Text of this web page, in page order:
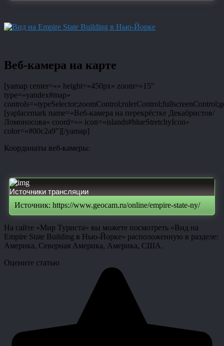
Веб-камера на карте
[yamap center=»» height=»450px» zoom=»15″
type=»yandex#map»
[yaplacemark name=»Веб-камера на перекрёстке Декабристов/
Ломоносова» coord=»» icon=»islands#blueStretchyIcon»
color=»#00c2a9″][/yamap]
Координаты веб-камеры:
Источники трансляции
Источник: https://www.geocam.ru/online/empire-state-ny/
На сайте «Мир Туриста» вы можете посмотреть «Вид на
Empire State Building в Нью-Йорке» расположенную в разделе:
Америка, Северная Америка, Америка, США.
Оцените статью